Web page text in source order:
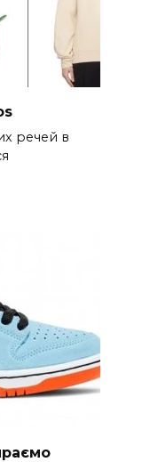
речей в